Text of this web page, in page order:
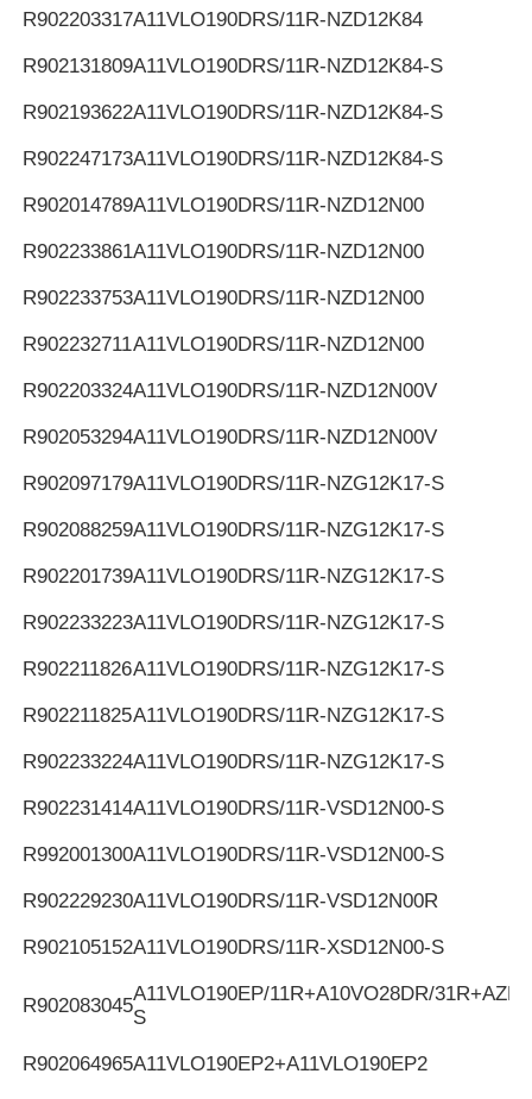
R902203317A11VLO190DRS/11R-NZD12K84
R902131809A11VLO190DRS/11R-NZD12K84-S
R902193622A11VLO190DRS/11R-NZD12K84-S
R902247173A11VLO190DRS/11R-NZD12K84-S
R902014789A11VLO190DRS/11R-NZD12N00
R902233861A11VLO190DRS/11R-NZD12N00
R902233753A11VLO190DRS/11R-NZD12N00
R902232711A11VLO190DRS/11R-NZD12N00
R902203324A11VLO190DRS/11R-NZD12N00V
R902053294A11VLO190DRS/11R-NZD12N00V
R902097179A11VLO190DRS/11R-NZG12K17-S
R902088259A11VLO190DRS/11R-NZG12K17-S
R902201739A11VLO190DRS/11R-NZG12K17-S
R902233223A11VLO190DRS/11R-NZG12K17-S
R902211826A11VLO190DRS/11R-NZG12K17-S
R902211825A11VLO190DRS/11R-NZG12K17-S
R902233224A11VLO190DRS/11R-NZG12K17-S
R902231414A11VLO190DRS/11R-VSD12N00-S
R992001300A11VLO190DRS/11R-VSD12N00-S
R902229230A11VLO190DRS/11R-VSD12N00R
R902105152A11VLO190DRS/11R-XSD12N00-S
R902083045
A11VLO190EP/11R+A10VO28DR/
S
R902064965A11VLO190EP2+A11VLO190EP2